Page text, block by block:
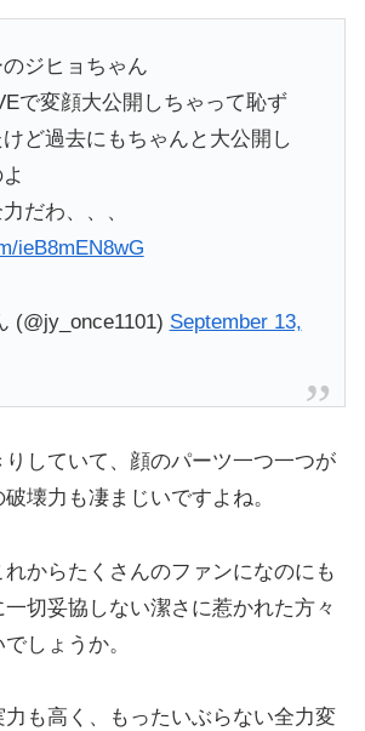
ジヒョちゃん
で変顔大公開しちゃって恥ず
ど過去にもちゃんと大公開し
だわ、、、
ieB8mEN8wG
(@jy_once1101) September 13,
りしていて、顔のパーツ一つ一つが
壊力も凄まじいですよね。
からたくさんのファンになのにも
切妥協しない潔さに惹かれた方々
しょうか。
も高く、もったいぶらない全力変